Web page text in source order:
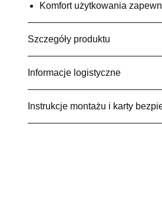
Komfort użytkowania
Szczegóły produktu
Informacje logistyczne
Instrukcje montażu i karty